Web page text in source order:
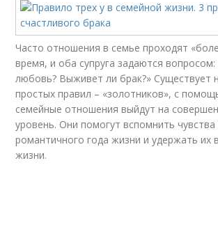
Часто отношения в семье проходят
время, и оба супруга задаются
любовь? Выживет ли брак?» Существует
простых правил – «золотников», с
семейные отношения выйдут на
уровень. Они помогут вспомнить чувства
романтичного года жизни и удержать их
жизни.